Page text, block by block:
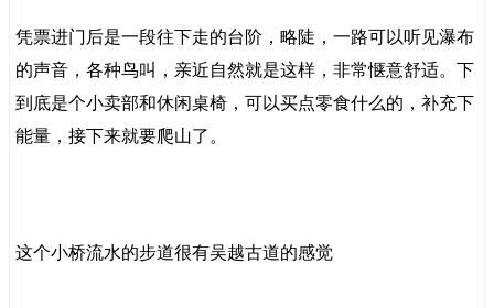
凭票进门后是一段往下走的台阶，略陡，一路可以听见瀑布
的声音，各种鸟叫，亲近自然就是这样，非常惬意舒适。下
到底是个小卖部和休闲桌椅，可以买点零食什么的，补充下
能量，接下来就要爬山了。
这个小桥流水的步道很有吴越古道的感觉